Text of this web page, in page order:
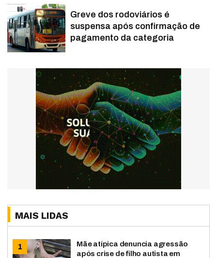
Greve dos rodoviários é
suspensa após confirmação de
pagamento da categoria
MAIS LIDAS
Mãe atípica denuncia agressão
após crise de filho autista em